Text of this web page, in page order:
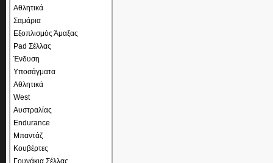
Αθλητικά
Σαμάρια
Εξοπλισμός Άμαξας
Pad Σέλλας
Ένδυση
Υποσάγματα
Αθλητικά
West
Αυστραλίας
Endurance
Μπαντάζ
Κουβέρτες
Γουνάκια Σέλλας